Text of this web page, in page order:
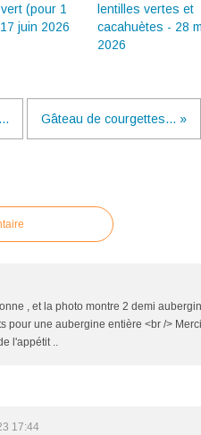
(pour 1
juin 2026
lentilles vertes et
cacahuètes - 28
2026
Gâteau de courgettes... »
, et la photo montre 2 demi
pour une aubergine entière <br />
l'appétit ..
17:44